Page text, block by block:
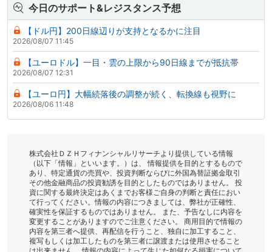
今日のサポート&レジスタンス予想
【ドル円】200日線辺りが支持となるかに注目
2026/08/07 11:45
【ユーロドル】一目・雲の上限から90日線までが抵抗帯
2026/08/07 12:31
【ユーロ円】大幅続落後の調整が続く、転換線も視野に
2026/08/06 11:48
株式会社ＤＺＨフィナンシャルリサーチより提供している情報
（以下「情報」といいます。）は、 情報提供を目的とするもので
あり、特定通貨の売買や、投資判断ならびに外国為替証拠金取引
その他金融商品の投資勧誘を目的としたものではありません。 投
資に関する最終決定はあくまでお客様ご自身の判断と責任におい
て行ってください。情報の内容につきましては、弊社が正確性、
確実性を保証するものではありません。 また、予告なしに内容を
変更することがありますのでご注意ください。 商用目的で情報の
内容を第三者へ提供、再配信を行うこと、独自に加工すること、
複写もしくは加工したものを第三者に譲渡または使用させること